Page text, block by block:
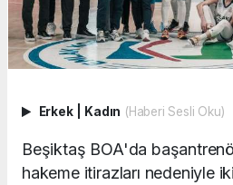
Erkek Kadın (Haberi Sesli Oku)
Beşiktaş BOA'da
hakeme itirazları nedeniyle